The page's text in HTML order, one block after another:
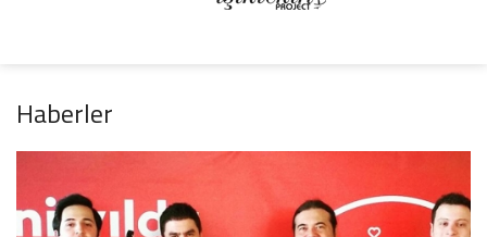
Haberler